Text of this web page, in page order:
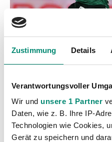
Zustimmung Details
Verantwortungsvoller
Wir und unsere 1 Partner
Daten, wie z. B. Ihre IP-
Technologien wie Cookies,
Gerät zu speichern und